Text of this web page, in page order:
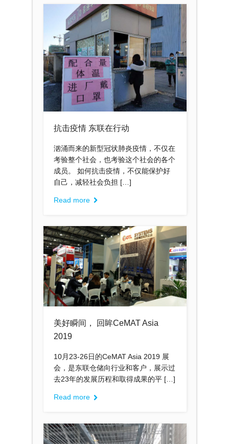
抗击疫情 东联在行动
汹涌而来的新型冠状肺炎疫情，不仅在
考验整个社会，也考验这个社会的各个
成员。 如何抗击疫情，不仅能保护好
自己，减轻社会负担 […]
Read more
美好瞬间， 回眸CeMAT Asia
2019
10月23-26日的CeMAT Asia 2019 展
会，是东联仓储向行业和客户，展示过
去23年的发展历程和取得成果的平 […]
Read more